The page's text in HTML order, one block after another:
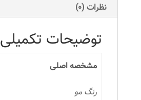
7.82
عدد
نظرات (0)
توضیحات تکمیلی
مشخصه اصلی
رنگ مو